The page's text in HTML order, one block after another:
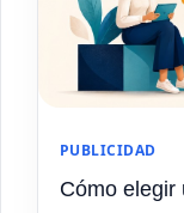
PUBLICIDAD
Cómo elegir